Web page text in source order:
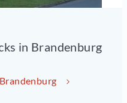
in Brandenburg